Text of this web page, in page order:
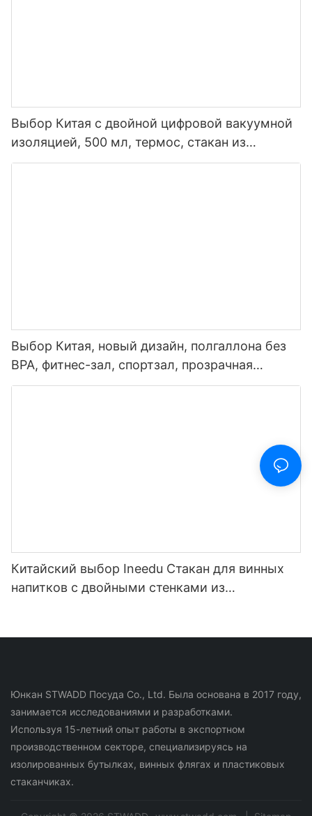
Выбор Китая с двойной цифровой вакуумной
изоляцией, 500 мл, термос, стакан из
нержавеющей стали, умная бутылка для
Выбор Китая, новый дизайн, полгаллона без
BPA, фитнес-зал, спортзал, прозрачная
пластиковая мотивационная бутылка для
Китайский выбор Ineedu Стакан для винных
напитков с двойными стенками из
Юнкан STWADD Посуда Co., Ltd. Была основана в 2017 году,
занимается исследованиями и разработками.
Используя 15-летний опыт работы в экспортном
производственном секторе, специализируясь на
изолированных бутылках, винных флягах и пластиковых
стаканчиках.